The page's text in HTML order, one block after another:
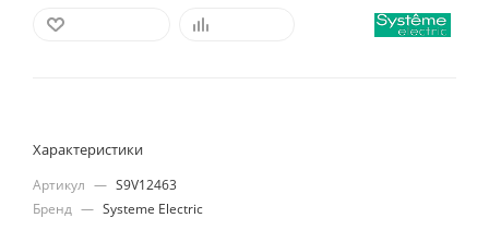
Характеристики
Артикул — S9V12463
Бренд — Systeme Electric